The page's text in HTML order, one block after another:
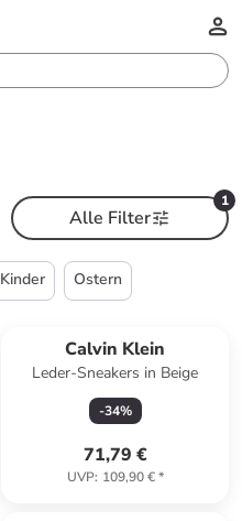
1
Alle Filter
Kinder Ostern
Calvin Klein
Leder-Sneakers in Beige
-34%
71,79 €
UVP: 109,90 €*